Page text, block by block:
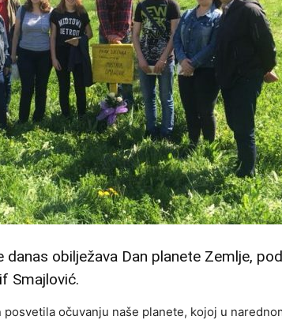
obilježava Dan planete Zemlje,
Smajlović.
očuvanju naše planete, kojoj u